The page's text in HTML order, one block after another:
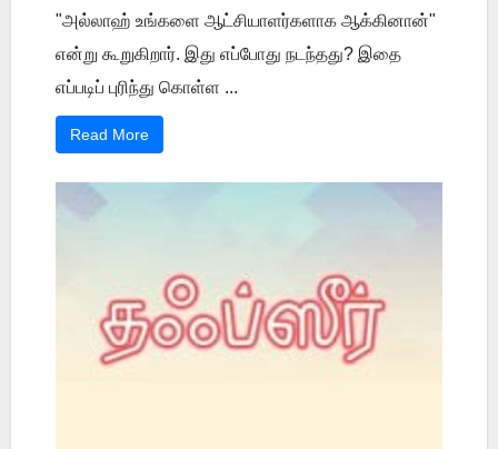
"அல்லாஹ் உங்களை ஆட்சியாளர்களாக ஆக்கினான்"
என்று கூறுகிறார். இது எப்போது நடந்தது? இதை
எப்படிப் புரிந்து கொள்ள ...
Read More